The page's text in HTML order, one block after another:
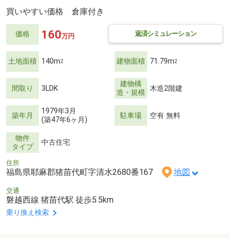
買いやすい価格 倉庫付き
価格 返済シミュレーション
160万円
土地面積 140m2 建物面積 71.79m2
間取り 3LDK
建物構
造・規模 木造2階建
築年月
1979年3月
(築47年6ヶ月)
駐車場 空有 無料
物件
タイプ
中古住宅
住所
福島県耶麻郡猪苗代町字清水2680番167 地図
交通
磐越西線 猪苗代駅 徒歩5.5km
乗り換え検索